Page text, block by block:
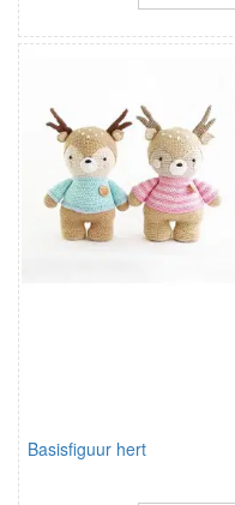
Basisfiguur hert